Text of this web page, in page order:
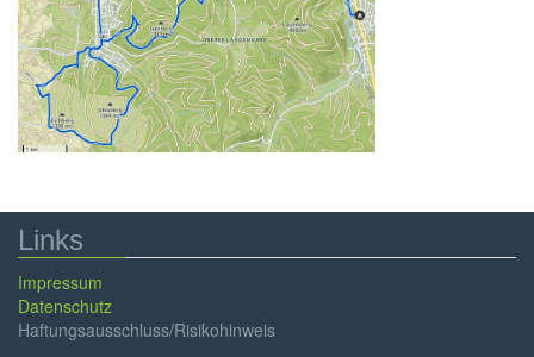
Tourenportal
Links
Impressum
Datenschutz
Haftungsausschluss/Risikohinweis